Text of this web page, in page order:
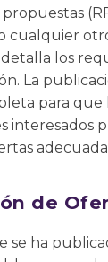
o cualquier
los
La
para que
interesados
de
se ha